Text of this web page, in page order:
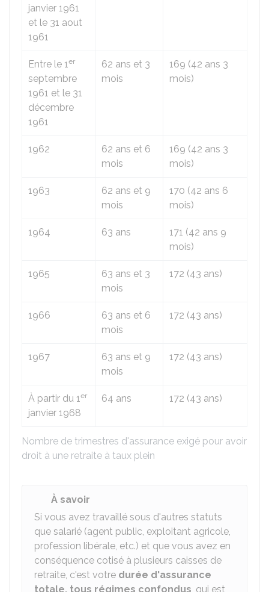
Nombre de trimestres d'assurance exigé pour avoir
droit à une retraite à taux plein
janvier 1961
et le 31 aout
1961
Entre le 1er
septembre
1961 et le 31
décembre
1961
62 ans et 3
mois
169 (42 ans 3
mois)
1962
62 ans et 6
mois
169 (42 ans 3
mois)
1963
62 ans et 9
mois
170 (42 ans 6
mois)
1964 63 ans
171 (42 ans 9
mois)
1965
63 ans et 3
mois
172 (43 ans)
1966
63 ans et 6
mois
172 (43 ans)
1967
63 ans et 9
mois
172 (43 ans)
À partir du 1er
janvier 1968
64 ans 172 (43 ans)
À savoir
Si vous avez travaillé sous d'autres statuts
que salarié (agent public, exploitant agricole,
profession libérale, etc.) et que vous avez en
conséquence cotisé à plusieurs caisses de
retraite, c'est votre durée d'assurance
totale, tous régimes confondus , qui est